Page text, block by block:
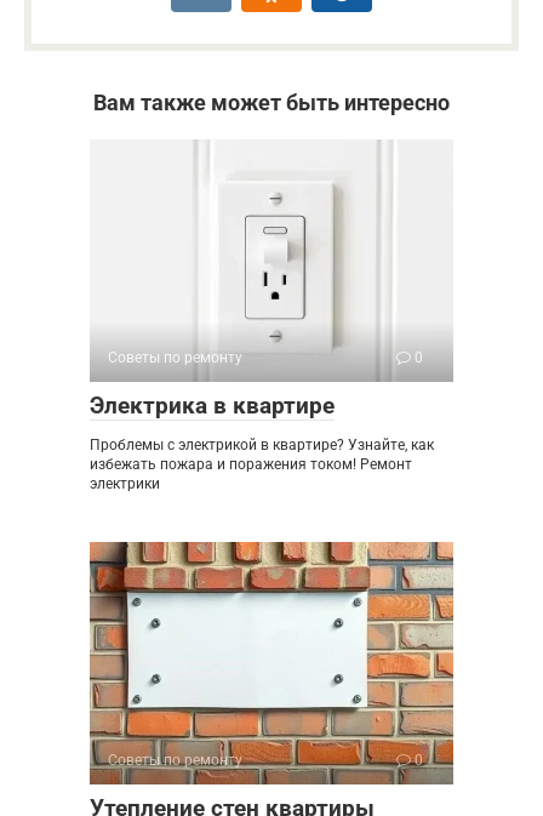
Вам также может быть интересно
Советы по ремонту 0
Электрика в квартире
Проблемы с электрикой в квартире? Узнайте, как
избежать пожара и поражения током! Ремонт
электрики
Советы по ремонту 0
Утепление стен квартиры